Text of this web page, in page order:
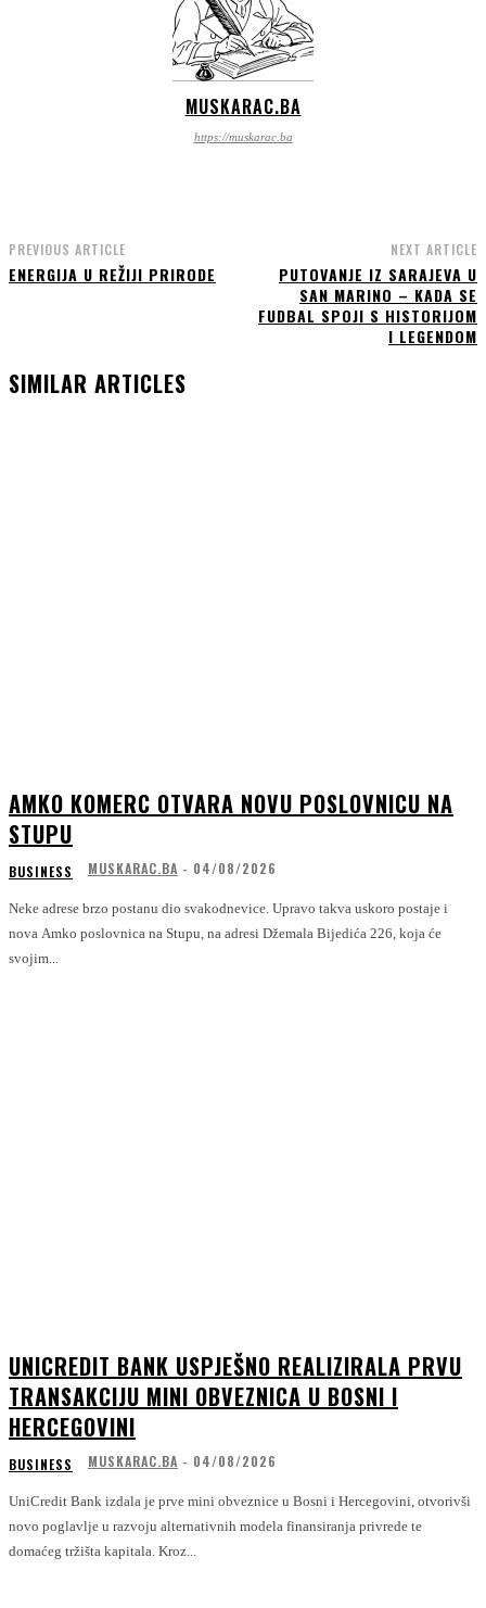
MUSKARAC.BA
https://muskarac.ba
PREVIOUS ARTICLE
ENERGIJA U REŽIJI PRIRODE
NEXT ARTICLE
PUTOVANJE IZ SARAJEVA U
SAN MARINO – KADA SE
FUDBAL SPOJI S HISTORIJOM
I LEGENDOM
SIMILAR ARTICLES
AMKO KOMERC OTVARA NOVU POSLOVNICU NA
STUPU
BUSINESS MUSKARAC.BA - 04/08/2026
Neke adrese brzo postanu dio svakodnevice. Upravo takva uskoro postaje i
nova Amko poslovnica na Stupu, na adresi Džemala Bijedića 226, koja će
svojim...
UNICREDIT BANK USPJEŠNO REALIZIRALA PRVU
TRANSAKCIJU MINI OBVEZNICA U BOSNI I
HERCEGOVINI
BUSINESS MUSKARAC.BA - 04/08/2026
UniCredit Bank izdala je prve mini obveznice u Bosni i Hercegovini, otvorivši
novo poglavlje u razvoju alternativnih modela finansiranja privrede te
domaćeg tržišta kapitala. Kroz...